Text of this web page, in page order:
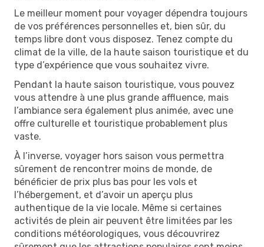
Le meilleur moment pour voyager dépendra toujours
de vos préférences personnelles et, bien sûr, du
temps libre dont vous disposez. Tenez compte du
climat de la ville, de la haute saison touristique et du
type d’expérience que vous souhaitez vivre.
Pendant la haute saison touristique, vous pouvez
vous attendre à une plus grande affluence, mais
l’ambiance sera également plus animée, avec une
offre culturelle et touristique probablement plus
vaste.
À l’inverse, voyager hors saison vous permettra
sûrement de rencontrer moins de monde, de
bénéficier de prix plus bas pour les vols et
l’hébergement, et d’avoir un aperçu plus
authentique de la vie locale. Même si certaines
activités de plein air peuvent être limitées par les
conditions météorologiques, vous découvrirez